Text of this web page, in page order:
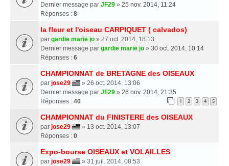
Dernier message par JF29 » 25 nov. 2014, 11:24
Réponses : 8
la fleur et l'oiseau CARPIQUET ( calvados)
par gardie marie jo » 27 oct. 2014, 18:13
Dernier message par gardie marie jo » 30 oct. 2014, 10:14
Réponses : 6
CHAMPIONNAT de BRETAGNE des OISEAUX
par jose29
» 26 oct. 2014, 13:06
Dernier message par JF29 » 26 nov. 2014, 21:35
Réponses : 40 1 2 3 4 5
CHAMPIONNAT du FINISTERE des OISEAUX
par jose29
» 13 oct. 2014, 13:07
Réponses : 0
Expo-bourse OISEAUX et VOLAILLES
par jose29
» 31 juil. 2014, 08:53